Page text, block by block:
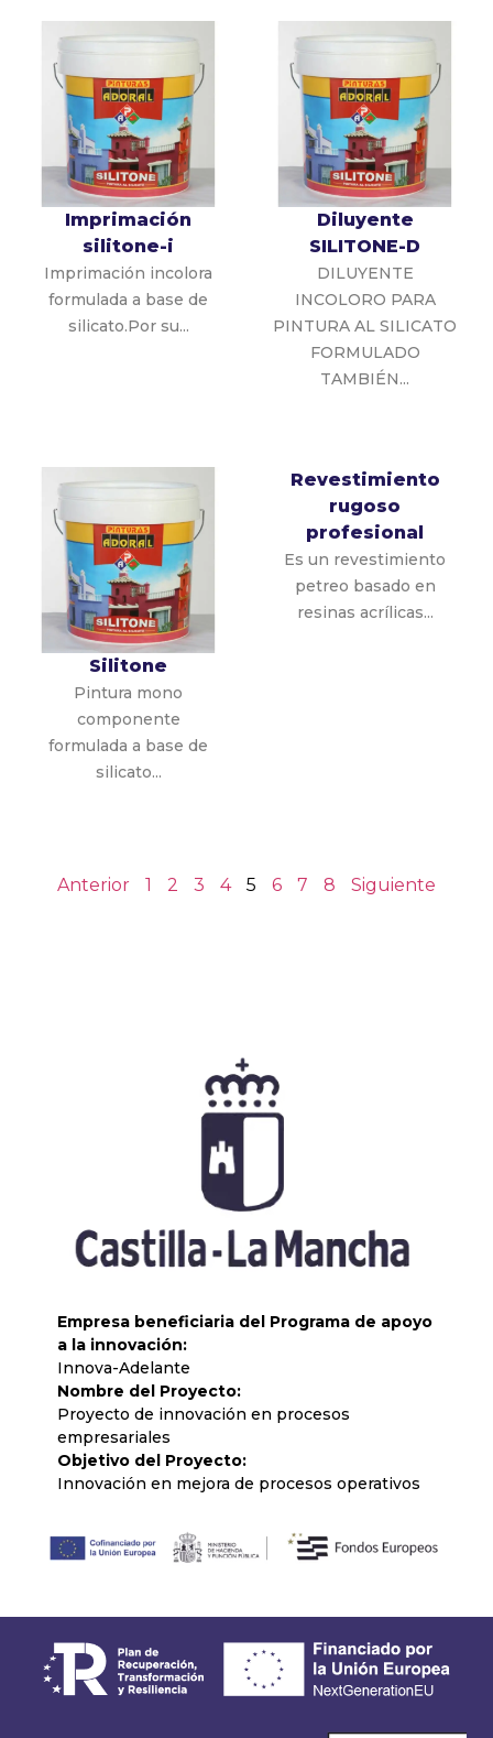
Imprimación
silitone-i
Imprimación incolora
formulada a base de
silicato.Por su...
Diluyente
SILITONE-D
DILUYENTE
INCOLORO PARA
PINTURA AL SILICATO
FORMULADO
TAMBIÉN...
Silitone
Pintura mono
componente
formulada a base de
silicato...
Revestimiento
rugoso
profesional
Es un revestimiento
petreo basado en
resinas acrílicas...
Anterior 1 2 3 4 5 6 7 8 Siguiente
Empresa beneficiaria del Programa de apoyo
a la innovación:
Innova-Adelante
Nombre del Proyecto:
Proyecto de innovación en procesos
empresariales
Objetivo del Proyecto:
Innovación en mejora de procesos operativos